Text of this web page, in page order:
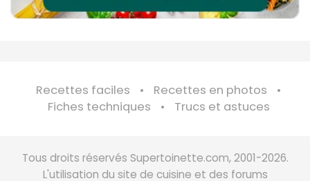
Recettes faciles
Recettes en photos
Fiches techniques
Trucs et astuces
Tous droits réservés Supertoinette.com, 2001-2026.
L'utilisation du site de cuisine et des forums